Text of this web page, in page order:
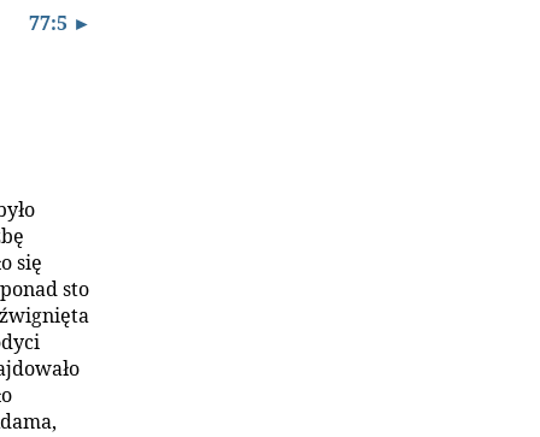
77:5 ►
się
sto